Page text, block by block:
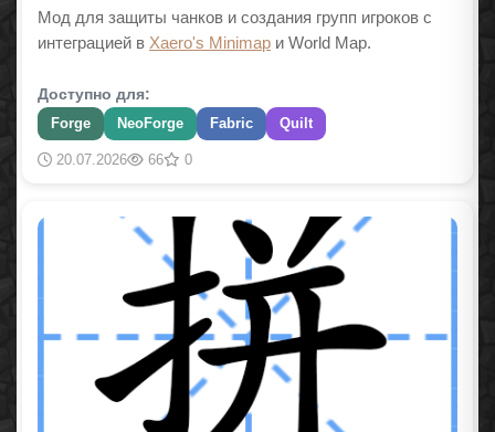
Мод для защиты чанков и создания групп игроков с
интеграцией в Xaero's Minimap и World Map.
Доступно для:
Forge NeoForge Fabric Quilt
20.07.2026 66 0